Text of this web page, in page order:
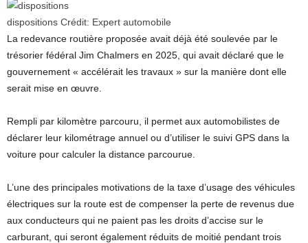
dispositions Crédit: Expert automobile
La redevance routière proposée avait déjà été soulevée par le
trésorier fédéral Jim Chalmers en 2025, qui avait déclaré que le
gouvernement « accélérait les travaux » sur la manière dont elle
serait mise en œuvre.
Rempli par kilomètre parcouru, il permet aux automobilistes de
déclarer leur kilométrage annuel ou d’utiliser le suivi GPS dans la
voiture pour calculer la distance parcourue.
L’une des principales motivations de la taxe d’usage des véhicules
électriques sur la route est de compenser la perte de revenus due
aux conducteurs qui ne paient pas les droits d’accise sur le
carburant, qui seront également réduits de moitié pendant trois